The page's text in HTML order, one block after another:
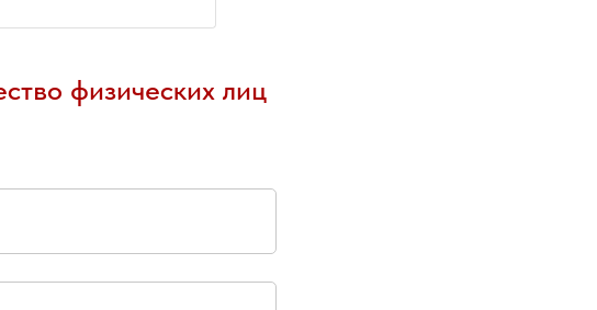
физических лиц